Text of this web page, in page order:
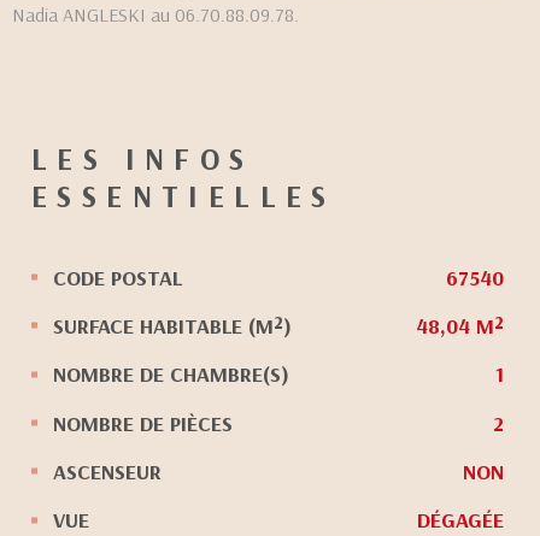
Nadia ANGLESKI au 06.70.88.09.78.
LES INFOS
ESSENTIELLES
Caractérisque Valeurs
CODE POSTAL
67540
SURFACE HABITABLE (M²)
48,04 M²
NOMBRE DE CHAMBRE(S)
1
NOMBRE DE PIÈCES
2
ASCENSEUR
NON
VUE
DÉGAGÉE